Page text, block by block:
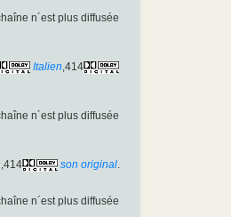
n´est plus diffusée
Italien,414
n´est plus diffusée
,414 son original
n´est plus diffusée